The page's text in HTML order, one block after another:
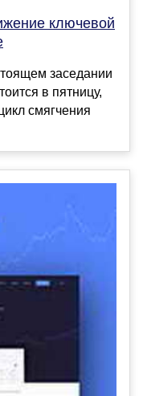
ключевой
заседании
в пятницу,
смягчения